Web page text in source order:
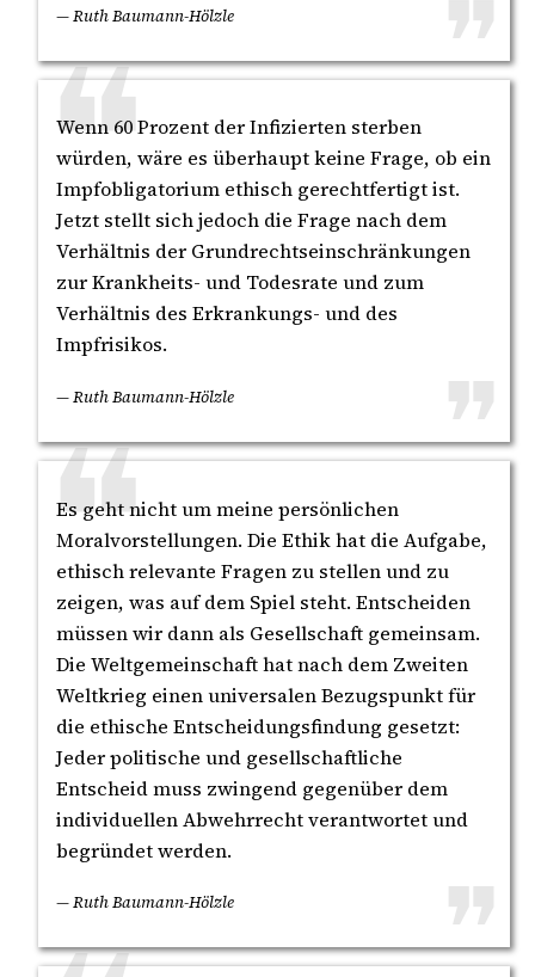
— Ruth Baumann-Hölzle
Wenn 60 Prozent der Infizierten sterben
würden, wäre es überhaupt keine Frage, ob ein
Impfobligatorium ethisch gerechtfertigt ist.
Jetzt stellt sich jedoch die Frage nach dem
Verhältnis der Grundrechtseinschränkungen
zur Krankheits- und Todesrate und zum
Verhältnis des Erkrankungs- und des
Impfrisikos.
— Ruth Baumann-Hölzle
Es geht nicht um meine persönlichen
Moralvorstellungen. Die Ethik hat die Aufgabe,
ethisch relevante Fragen zu stellen und zu
zeigen, was auf dem Spiel steht. Entscheiden
müssen wir dann als Gesellschaft gemeinsam.
Die Weltgemeinschaft hat nach dem Zweiten
Weltkrieg einen universalen Bezugspunkt für
die ethische Entscheidungsfindung gesetzt:
Jeder politische und gesellschaftliche
Entscheid muss zwingend gegenüber dem
individuellen Abwehrrecht verantwortet und
begründet werden.
— Ruth Baumann-Hölzle